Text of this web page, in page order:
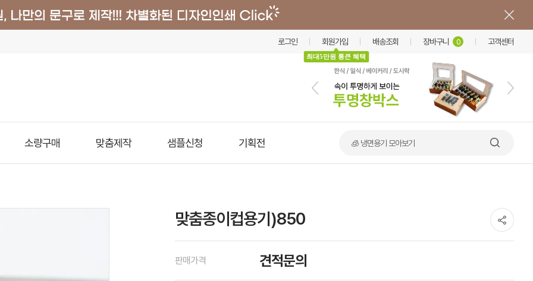
로그인 회원가입
최대5만원 통큰 혜택
배송조회 장바구니 0 고객센터
소량구매 맞춤제작 샘플신청 기획전 🧊 냉면용기 모아보기
맞춤종이컵용기)850
판매가격 견적문의